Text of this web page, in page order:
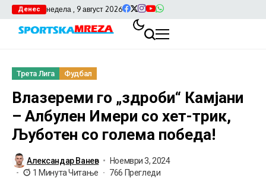
Денес недела , 9 август 2026
Трета Лига Фудбал
Влазереми го „здроби“ Камјани
– Албулен Имери со хет-трик,
Љуботен со голема победа!
Александар Ванев
Ноември 3, 2024
1 Минута Читање
766 Прегледи